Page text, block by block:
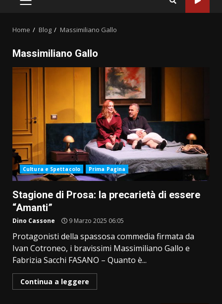
PRIMARY
Home Blog Massimiliano Gallo
Massimiliano Gallo
Cultura e Spettacolo Prima Pagina
Stagione di Prosa: la precarietà di essere
“Amanti”
Dino Cassone 9 Marzo 2025 06:05
Protagonisti della spassosa commedia firmata da
Ivan Cotroneo, i bravissimi Massimiliano Gallo e
Fabrizia Sacchi FASANO – Quanto è...
Continua a leggere